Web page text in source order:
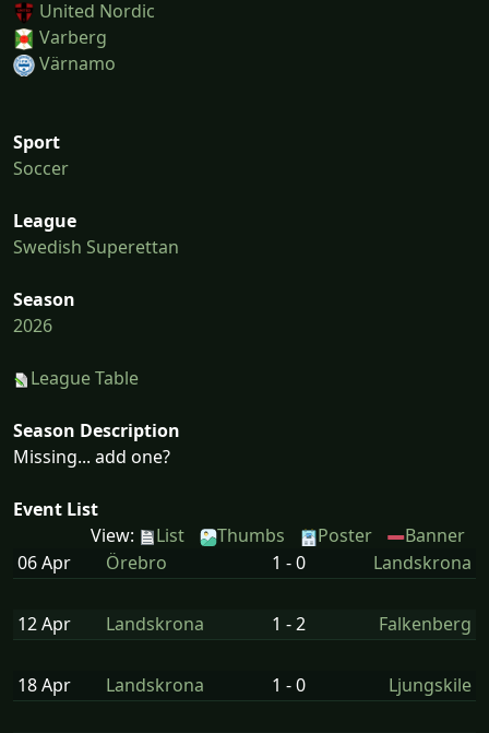
United Nordic
Varberg
Värnamo
Sport
Soccer
League
Swedish Superettan
Season
2026
League Table
Season Description
Missing... add one?
Event List
View:
List Thumbs Poster
Banner
06 Apr
Örebro 1 - 0 Landskrona
12 Apr Landskrona 1 - 2 Falkenberg
18 Apr Landskrona 1 - 0 Ljungskile